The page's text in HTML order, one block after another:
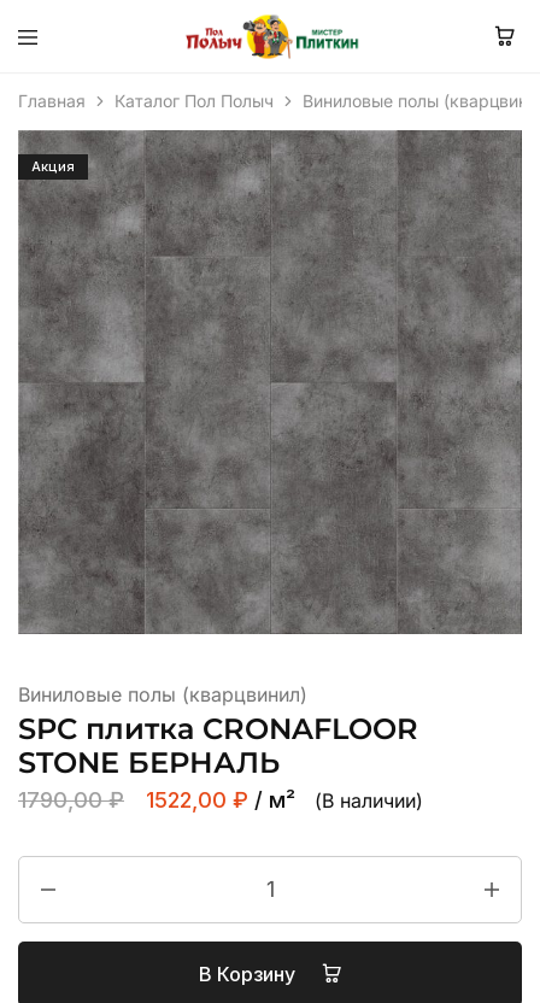
Главная Каталог Пол Полыч Виниловые полы
Акция
Виниловые полы (кварцвинил)
SPC плитка CRONAFLOOR
STONE БЕРНАЛЬ
1790,00₽ 1522,00 ₽ / м² (В наличии)
В Корзину